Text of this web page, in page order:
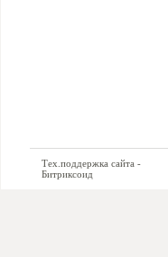
Тех.поддержка сайта -
Битриксоид